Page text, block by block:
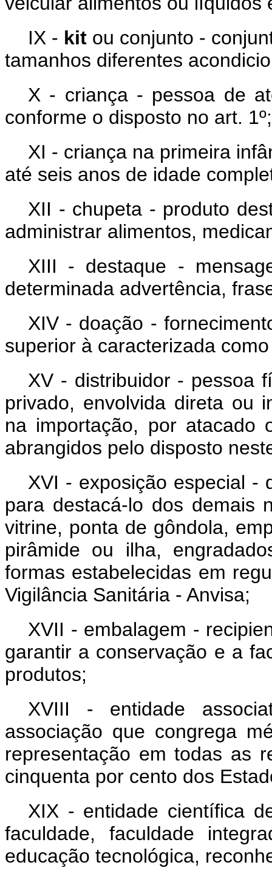
IX - kit ou conjunto -
tamanhos diferentes
X - criança - pessoa de
conforme o disposto no art. 1º;
XI - criança na primeira
até seis anos de idade
XII - chupeta - produto
administrar alimentos,
XIII - destaque -
determinada advertência,
XIV - doação -
superior à caracterizada
XV - distribuidor - pessoa
privado, envolvida direta ou
na importação, por atacado
abrangidos pelo disposto
XVI - exposição especial -
para destacá-lo dos demais
vitrine, ponta de gôndola,
pirâmide ou ilha,
formas estabelecidas em
Vigilância Sanitária - Anvisa;
XVII - embalagem -
garantir a conservação e a
produtos;
XVIII - entidade
associação que congrega
representação em todas as
cinquenta por cento dos
XIX - entidade científica
faculdade, faculdade
educação tecnológica,